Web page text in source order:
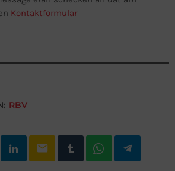
Kontaktformular
RBV
email